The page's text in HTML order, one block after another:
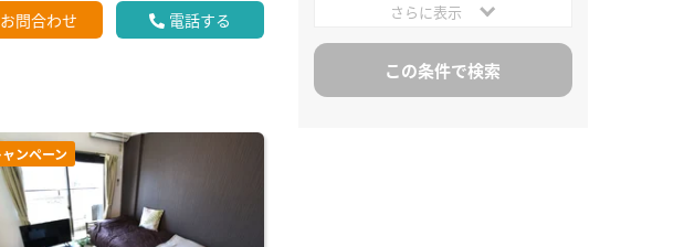
お問合わせ 電話する
ンペーン
さらに表示